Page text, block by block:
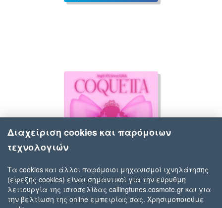
Angel AM & Seven Killah
Coquetta
Διαχείριση cookies και παρόμοιων
τεχνολογιών
Τα cookies και άλλοι παρόμοιοι μηχανισμοί ιχνηλάτησης
(εφεξής cookies) είναι σημαντικοί για την εύρυθμη
λειτουργία της ιστοσελίδας callingtunes.cosmote.gr και για
την βελτίωση της online εμπειρίας σας. Χρησιμοποιούμε